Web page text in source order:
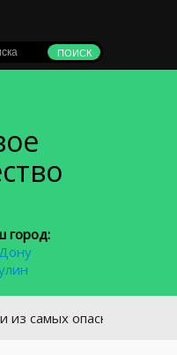
город:
опасных дорог в